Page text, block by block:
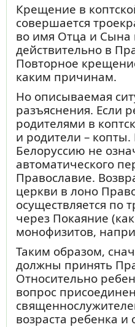
Крещение в
совершается
во имя Отца и Сына
действительно в
Повторное
каким причинам.
Но описываемая
разъяснения. Если
родителями в
и родители – копты.
Белоруссию не
автоматического
Православие.
церкви в лоно
осуществляется по
через Покаяние
монофизитов,
Таким образом,
должны принять
Относительно
вопрос
возраста ребенка и